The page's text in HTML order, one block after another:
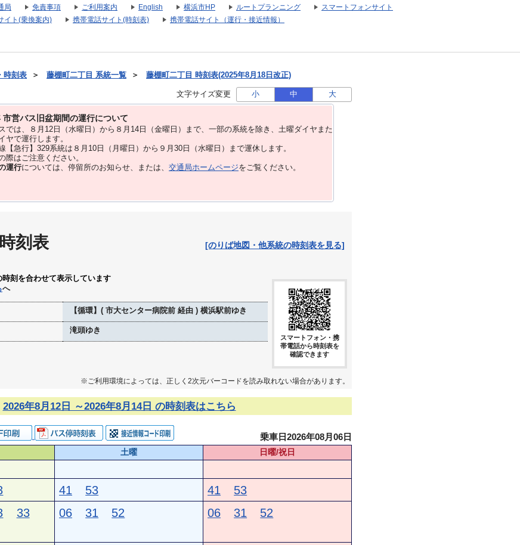
局 免責事項 ご利用案内 English 横浜市HP ルートプランニング
スマートフォンサイト
イト(乗換案内)
携帯電話サイト(時刻表) 携帯電話サイト（運行・接近情報）
時刻表 ＞ 藤棚町二丁目 系統一覧 ＞ 藤棚町二丁目 時刻表(2025年8月18日改正)
文字サイズ変更 小 中 大
市営バス旧盆期間の運行について
では、８⽉12⽇（水曜日）から８⽉14⽇（金曜日）まで、⼀部の系統を除き、⼟曜ダイヤまた
ヤで運⾏します。
急行】329系統は８月10日（月曜日）から９月30日（水曜日）まで運休します。
際はご注意ください。
運行については、停留所のお知らせ、または、 交通局ホームページをご覧ください。
刻表 [のりば地図・他系統の時刻表を見る]
刻を合わせて表示しています
へ
【循環】( 市大センター病院前 経由 ) 横浜駅前ゆき
滝頭ゆき
スマートフォン・携
帯電話から時刻表を
確認できます
※ご利用環境によっては、正しく2次元バーコードを読み取れない場合があります。
2026年8月12日 ～2026年8月14日 の時刻表はこちら
乗車日2026年08月06日
土曜
日曜/祝日
41 53 41 53
33
06 31 52 06 31 52